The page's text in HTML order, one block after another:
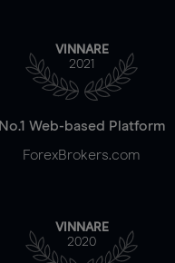
VINNARE
2021
No.1 Web-based Platform
ForexBrokers.com
VINNARE
2020